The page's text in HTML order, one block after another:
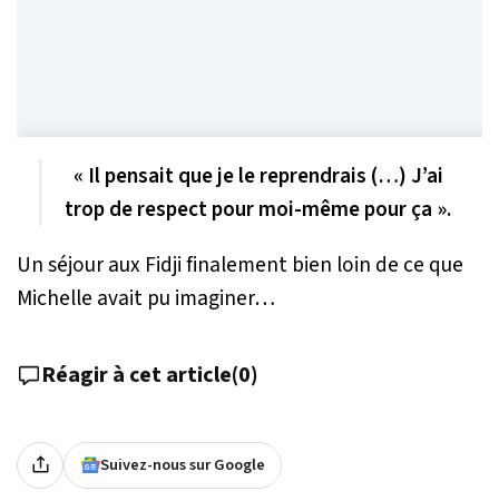
« Il pensait que je le reprendrais (…) J’ai
trop de respect pour moi-même pour ça ».
Un séjour aux Fidji finalement bien loin de ce que
Michelle avait pu imaginer…
Réagir à cet article(0)
Suivez-nous sur Google